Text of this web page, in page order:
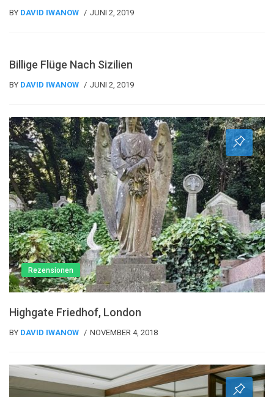
BY DAVID IWANOW JUNI 2, 2019
Billige Flüge Nach Sizilien
BY DAVID IWANOW JUNI 2, 2019
Rezensionen
Highgate Friedhof, London
BY DAVID IWANOW NOVEMBER 4, 2018